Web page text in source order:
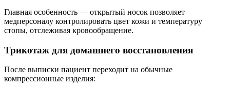
Главная особенность — открытый носок позволяет
медперсоналу контролировать цвет кожи и температуру
стопы, отслеживая кровообращение.
Трикотаж для домашнего восстановления
После выписки пациент переходит на обычные
компрессионные изделия: